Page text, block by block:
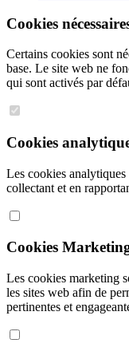
Cookies
Certains cookies sont
base. Le site web ne
qui sont activés par
Cookies
Les cookies
collectant et en
Cookies
Les cookies marketing
les sites web afin de
pertinentes et